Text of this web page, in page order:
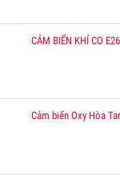
CẢM BIẾN KHÍ CO
Cảm biến Oxy Hòa